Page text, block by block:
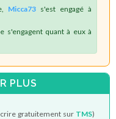
Micca73 s'est engagé à
s'engagent quant à eux à
PLUS
gratuitement sur TMS)